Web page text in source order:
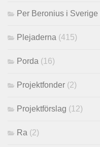
Per Beronius i Sverige
Plejaderna (415)
Porda (16)
Projektfonder (2)
Projektförslag (12)
Ra (2)